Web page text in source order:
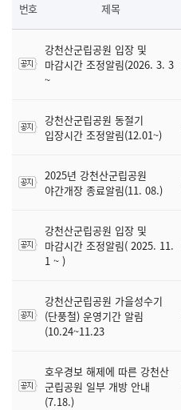
번호 제목
강천산군립공원 입장 및
마감시간 조정알림(2026. 3. 3
~
강천산군립공원 동절기
입장시간 조정알림(12.01~)
2025년 강천산군립공원
야간개장 종료알림(11. 08.)
강천산군립공원 입장 및
마감시간 조정알림( 2025. 11.
1 ~ )
강천산군립공원 가을성수기
(단풍철) 운영기간 알림
(10.24~11.23
호우경보 해제에 따른 강천산
군립공원 일부 개방 안내
(7.18.)